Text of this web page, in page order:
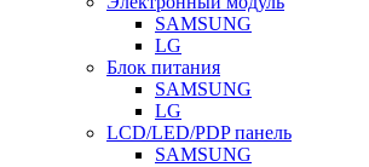
SAMSUNG
LG
Блок питания
SAMSUNG
LG
LCD/LED/PDP панель
SAMSUNG